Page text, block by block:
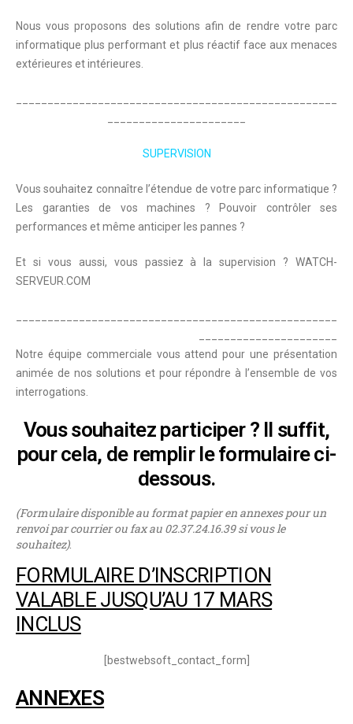
Nous vous proposons des solutions afin de rendre votre parc
informatique plus performant et plus réactif face aux menaces
extérieures et intérieures.
SUPERVISION
Vous souhaitez connaître l’étendue de votre parc informatique ?
Les garanties de vos machines ? Pouvoir contrôler ses
performances et même anticiper les pannes ?
Et si vous aussi, vous passiez à la supervision ? WATCH-
SERVEUR.COM
Notre équipe commerciale vous attend pour une présentation
animée de nos solutions et pour répondre à l’ensemble de vos
interrogations.
Vous souhaitez participer ? Il suffit,
pour cela, de remplir le formulaire ci-
dessous.
(Formulaire disponible au format papier en annexes pour un
renvoi par courrier ou fax au 02.37.24.16.39 si vous le
souhaitez).
FORMULAIRE D’INSCRIPTION
VALABLE JUSQU’AU 17 MARS
INCLUS
[bestwebsoft_contact_form]
ANNEXES